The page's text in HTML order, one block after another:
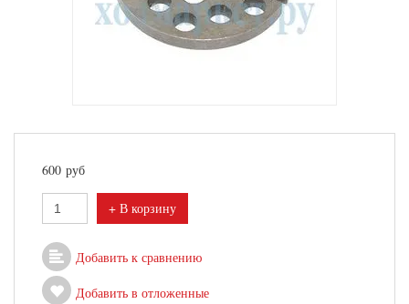
600 руб
+ В корзину
Добавить к сравнению
Добавить в отложенные